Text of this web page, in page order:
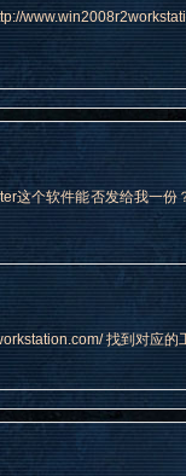
这个软件能否发给我一份
找到对应的